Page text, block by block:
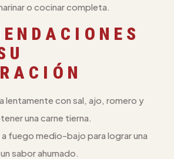
o cocinar completa.
lentamente con sal, ajo, romero y
una carne tierna.
a fuego medio-bajo para lograr una
sabor ahumado.